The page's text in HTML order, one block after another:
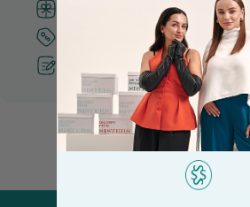
Система бонусов и лояльности
Лучшие цены и топ товары
Рекомендации от косметологов